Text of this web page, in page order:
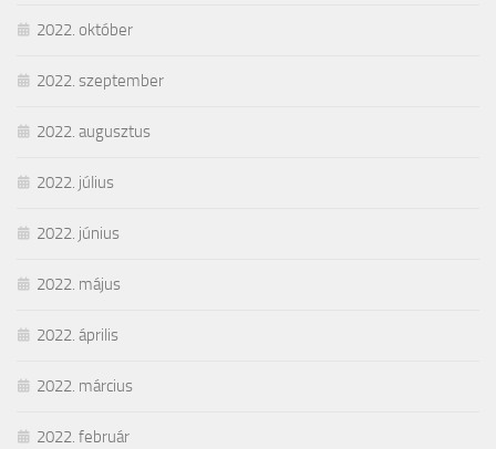
2022. október
2022. szeptember
2022. augusztus
2022. július
2022. június
2022. május
2022. április
2022. március
2022. február